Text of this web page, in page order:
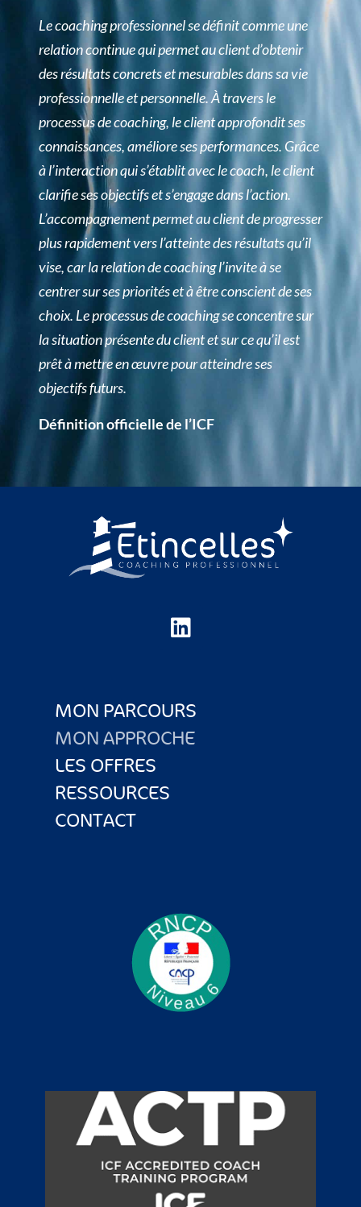
Le coaching professionnel se définit comme une
relation continue qui permet au client d’obtenir
des résultats concrets et mesurables dans sa vie
professionnelle et personnelle. À travers le
processus de coaching, le client approfondit ses
connaissances, améliore ses performances. Grâce
à l’interaction qui s’établit avec le coach, le client
clarifie ses objectifs et s’engage dans l’action.
L’accompagnement permet au client de progresser
plus rapidement vers l’atteinte des résultats qu’il
vise, car la relation de coaching l’invite à se
centrer sur ses priorités et à être conscient de ses
choix. Le processus de coaching se concentre sur
la situation présente du client et sur ce qu’il est
prêt à mettre en œuvre pour atteindre ses
objectifs futurs.
Définition officielle de l’ICF
MON PARCOURS
MON APPROCHE
LES OFFRES
RESSOURCES
CONTACT